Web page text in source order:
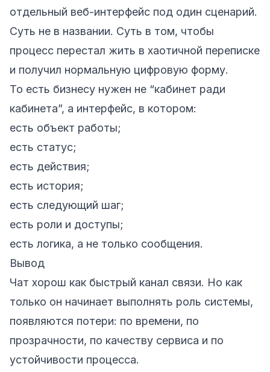
отдельный веб-интерфейс под один сценарий.
Суть не в названии. Суть в том, чтобы
процесс перестал жить в хаотичной переписке
и получил нормальную цифровую форму.
То есть бизнесу нужен не “кабинет ради
кабинета”, а интерфейс, в котором:
есть объект работы;
есть статус;
есть действия;
есть история;
есть следующий шаг;
есть роли и доступы;
есть логика, а не только сообщения.
Вывод
Чат хорош как быстрый канал связи. Но как
только он начинает выполнять роль системы,
появляются потери: по времени, по
прозрачности, по качеству сервиса и по
устойчивости процесса.